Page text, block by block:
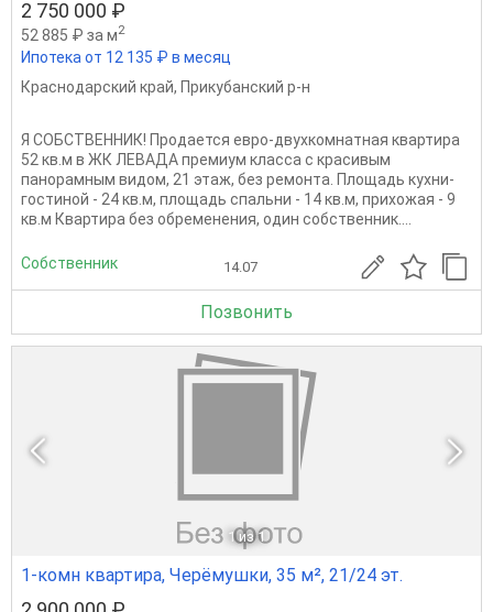
2 750 000 ₽
52 885 ₽ за м2
Ипотека от 12 135 ₽ в месяц
Краснодарский край, Прикубанский р-н
Я СОБСТВЕННИК! Продается евро-двухкомнатная квартира
52 кв.м в ЖК ЛЕВАДА премиум класса с красивым
панорамным видом, 21 этаж, без ремонта. Площадь кухни-
гостиной - 24 кв.м, площадь спальни - 14 кв.м, прихожая - 9
кв.м Квартира без обременения, один собственник....
Собственник 14.07
Позвонить
1 из 1
1-комн квартира, Черёмушки, 35 м², 21/24 эт.